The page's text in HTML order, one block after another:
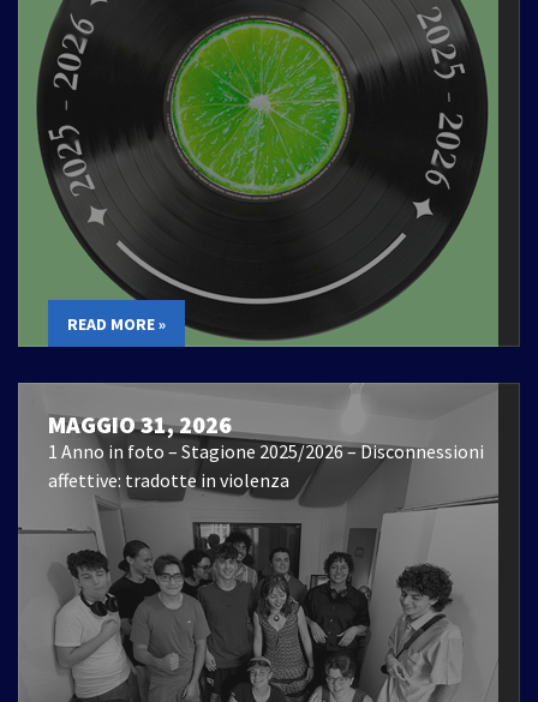
READ MORE »
MAGGIO 31, 2026
1 Anno in foto – Stagione 2025/2026 – Disconnessioni
affettive: tradotte in violenza